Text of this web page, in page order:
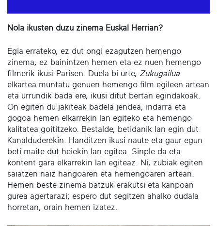
Nola ikusten duzu zinema Euskal Herrian?
Egia errateko, ez dut ongi ezagutzen hemengo
zinema, ez bainintzen hemen eta ez nuen hemengo
filmerik ikusi Parisen. Duela bi urte, Zukugailua
elkartea muntatu genuen hemengo film egileen artean
eta urrundik bada ere, ikusi ditut bertan egindakoak.
On egiten du jakiteak badela jendea, indarra eta
gogoa hemen elkarrekin lan egiteko eta hemengo
kalitatea goititzeko. Bestalde, betidanik lan egin dut
Kanalduderekin. Handitzen ikusi naute eta gaur egun
beti maite dut heiekin lan egitea. Sinple da eta
kontent gara elkarrekin lan egiteaz. Ni, zubiak egiten
saiatzen naiz hangoaren eta hemengoaren artean.
Hemen beste zinema batzuk erakutsi eta kanpoan
gurea agertarazi; espero dut segitzen ahalko dudala
horretan, orain hemen izatez.